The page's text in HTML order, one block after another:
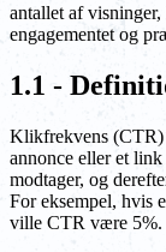
antallet af
engagementet og
1.1 -
Klikfrekvens (CTR)
annonce eller et
modtager, og
For eksempel, hvis
ville CTR være 5%.